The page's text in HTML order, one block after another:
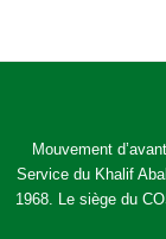
Mouvement
Service du Khalif
1968. Le siège du